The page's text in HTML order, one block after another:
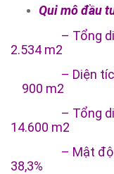
Qui mô đầu
– Tổng
2.534 m2
– Diện
900 m2
– Tổng
14.600 m2
– Mật
38,3%